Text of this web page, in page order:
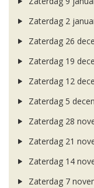
Zaterdag 2
Zaterdag 26
Zaterdag 19
Zaterdag 12
Zaterdag 5
Zaterdag 28
Zaterdag 21
Zaterdag 14
Zaterdag 7